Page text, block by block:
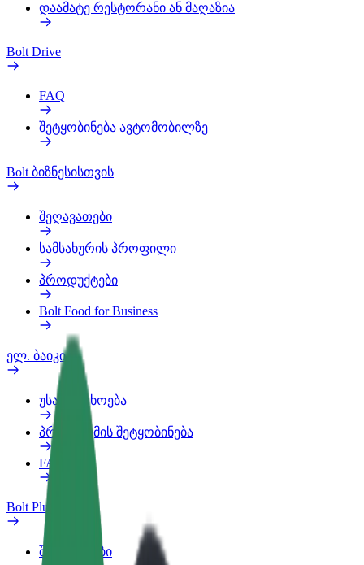
დაამატე რესტორანი ან მაღაზია
Bolt Drive
FAQ
შეტყობინება ავტომობილზე
Bolt ბიზნესისთვის
შეღავათები
სამსახურის პროფილი
პროდუქტები
Bolt Food for Business
ელ. ბაიკი
უსაფრთხოება
პრობლემის შეტყობინება
FAQ
Bolt Plus
შეღავათები